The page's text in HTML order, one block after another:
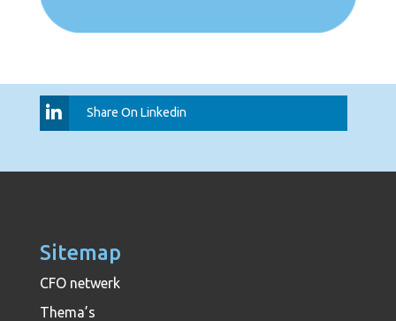
Share On Linkedin
Sitemap
CFO netwerk
Thema’s